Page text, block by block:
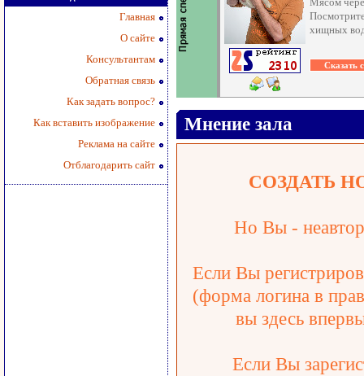
Главная
О сайте
Консультантам
Обратная связь
Как задать вопрос?
Как вставить изображение
Реклама на сайте
Отблагодарить сайт
хищных
Мнение зала
СОЗДАТЬ
Но Вы -
Если Вы
(форма логина в
вы здесь
Если Вы